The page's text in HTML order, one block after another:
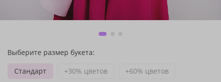
Выберите размер букета:
Стандарт
+30% цветов +60% цветов